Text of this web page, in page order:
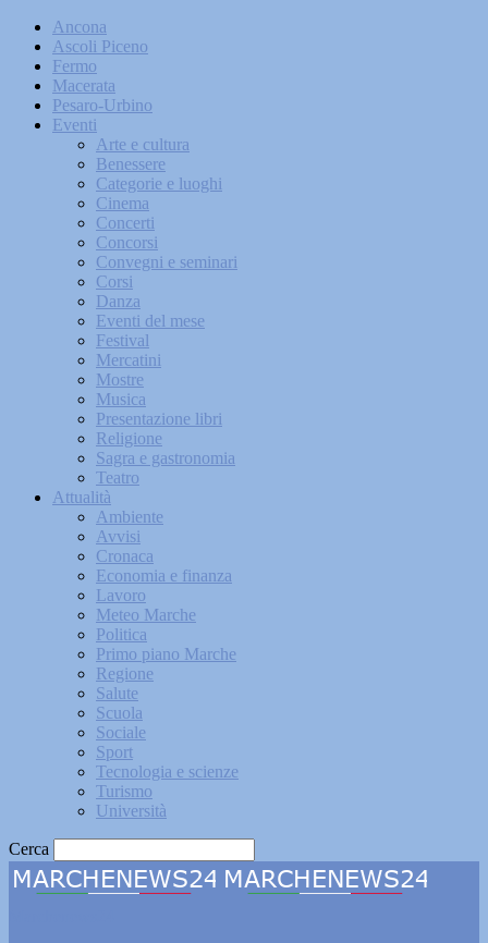
Ancona
Ascoli Piceno
Fermo
Macerata
Pesaro-Urbino
Eventi
Arte e cultura
Benessere
Categorie e luoghi
Cinema
Concerti
Concorsi
Convegni e seminari
Corsi
Danza
Eventi del mese
Festival
Mercatini
Mostre
Musica
Presentazione libri
Religione
Sagra e gastronomia
Teatro
Attualità
Ambiente
Avvisi
Cronaca
Economia e finanza
Lavoro
Meteo Marche
Politica
Primo piano Marche
Regione
Salute
Scuola
Sociale
Sport
Tecnologia e scienze
Turismo
Università
Cerca